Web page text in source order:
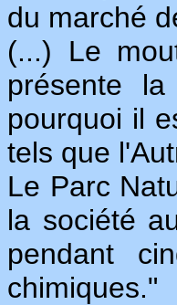
du marché
(...) Le
présente
pourquoi il
tels que
Le Parc
la société
pendant
chimiques."